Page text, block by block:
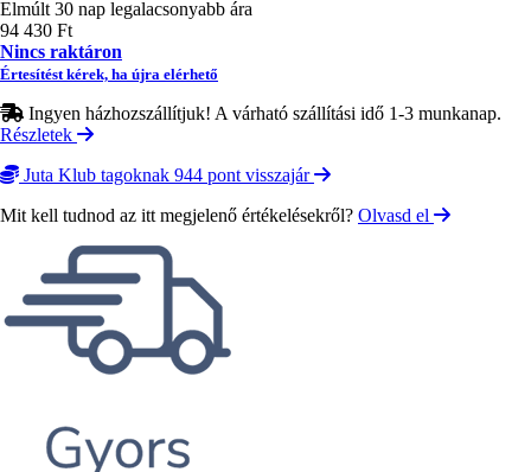
Elmúlt 30 nap legalacsonyabb ára
94 430 Ft
Nincs raktáron
Értesítést kérek, ha újra elérhető
Ingyen házhozszállítjuk! A várható szállítási idő 1-3 munkanap.
Részletek
Juta Klub tagoknak 944 pont visszajár
Mit kell tudnod az itt megjelenő értékelésekről? Olvasd el